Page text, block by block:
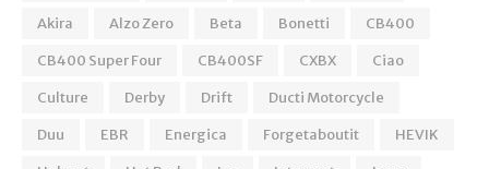
Akira
Alzo Zero Beta Bonetti
CB400
CB400 Super Four
CB400SF CXBX
Ciao
Culture
Derby Drift
Ducti Motorcycle
Duu
EBR Energica Forgetaboutit
HEVIK